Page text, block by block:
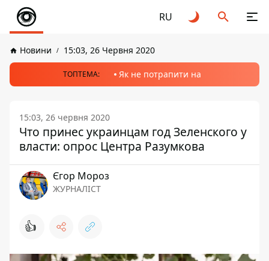
RU
Новини 15:03, 26 Червня 2020
ТОПТЕМА: Як не потрапити на
15:03, 26 червня 2020
Что принес украинцам год Зеленского у
власти: опрос Центра Разумкова
Єгор Мороз
ЖУРНАЛІСТ
👍